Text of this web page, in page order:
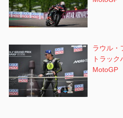
ラウル
トラッ
MotoGP